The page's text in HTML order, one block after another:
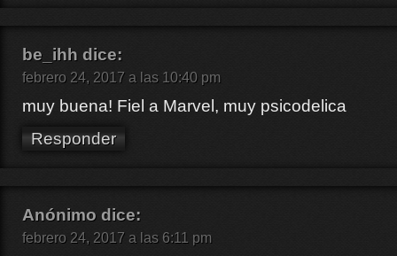
be_ihh dice:
febrero 24, 2017 a las 10:40 pm
muy buena! Fiel a Marvel, muy psicodelica
Responder
Anónimo dice:
febrero 24, 2017 a las 6:11 pm